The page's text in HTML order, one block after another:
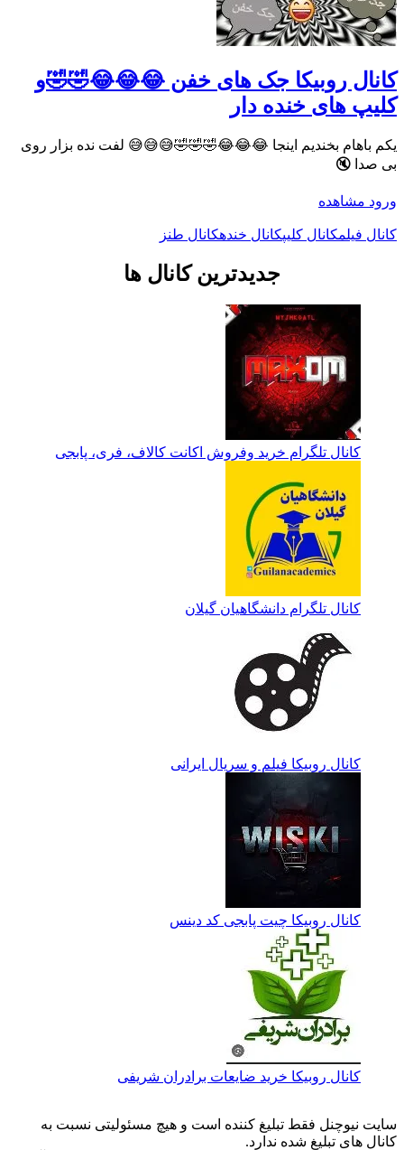
کانال روبیکا جک های خفن 😂😂😂🤣🤣و
کلیپ های خنده دار
یکم باهام بخندیم اینجا 😂😂😂🤣🤣🤣😅😅😅 لفت نده بزار روی
بی صدا 🔇
ورود مشاهده
کانال فیلمکانال کلیپکانال خندهکانال طنز
جدیدترین کانال ها
کانال تلگرام خرید وفروش اکانت کالاف، فری، پابجی
کانال تلگرام دانشگاهیان گیلان
کانال روبیکا فیلم و سریال ایرانی
کانال روبیکا چیت پابجی کد دینس
کانال روبیکا خرید ضایعات برادران شریفی
سایت نیوچنل فقط تبلیغ کننده است و هیچ مسئولیتی نسبت به
کانال های تبلیغ شده ندارد.